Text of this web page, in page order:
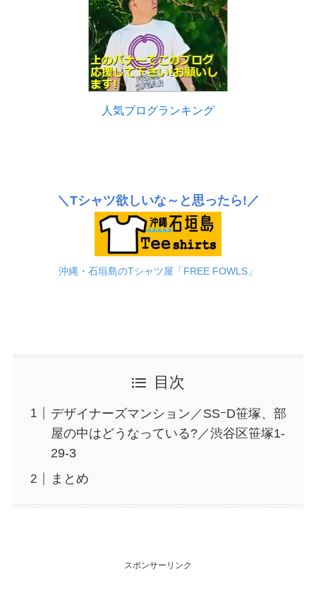
人気ブログランキング
＼Tシャツ欲しいな～と思ったら!／
沖縄・石垣島のTシャツ屋「FREE FOWLS」
目次
デザイナーズマンション／SSｰD笹塚、部
屋の中はどうなっている?／渋谷区笹塚1-
29-3
まとめ
スポンサーリンク